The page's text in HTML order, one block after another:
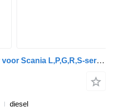
Bosch 0281007433 sensor voor Scania L,P,G,R,S-series (2016-) trekker
diesel